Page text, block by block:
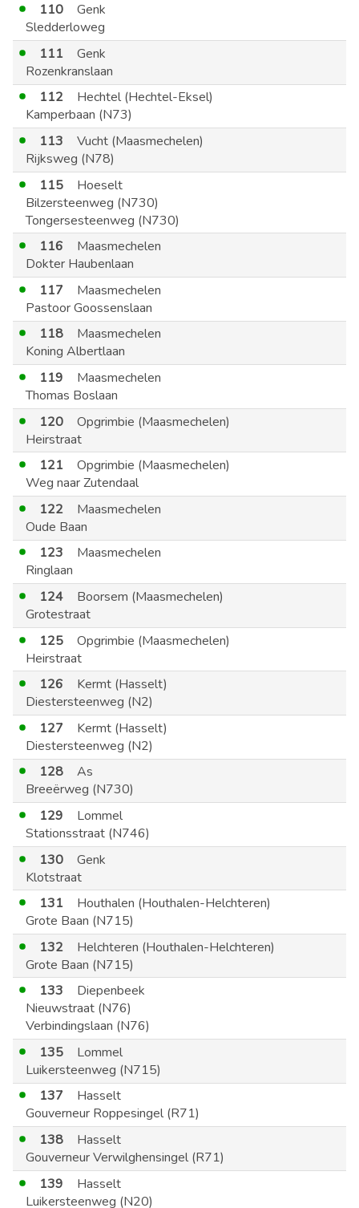
110
Genk
Sledderloweg
111
Genk
Rozenkranslaan
112
Hechtel (Hechtel-Eksel)
Kamperbaan (N73)
113
Vucht (Maasmechelen)
Rijksweg (N78)
115
Hoeselt
Bilzersteenweg (N730)
Tongersesteenweg (N730)
116
Maasmechelen
Dokter Haubenlaan
117
Maasmechelen
Pastoor Goossenslaan
118
Maasmechelen
Koning Albertlaan
119
Maasmechelen
Thomas Boslaan
120
Opgrimbie (Maasmechelen)
Heirstraat
121
Opgrimbie (Maasmechelen)
Weg naar Zutendaal
122
Maasmechelen
Oude Baan
123
Maasmechelen
Ringlaan
124
Boorsem (Maasmechelen)
Grotestraat
125
Opgrimbie (Maasmechelen)
Heirstraat
126
Kermt (Hasselt)
Diestersteenweg (N2)
127
Kermt (Hasselt)
Diestersteenweg (N2)
128
As
Breeërweg (N730)
129
Lommel
Stationsstraat (N746)
130
Genk
Klotstraat
131
Houthalen (Houthalen-Helchteren)
Grote Baan (N715)
132
Helchteren (Houthalen-Helchteren)
Grote Baan (N715)
133
Diepenbeek
Nieuwstraat (N76)
Verbindingslaan (N76)
135
Lommel
Luikersteenweg (N715)
137
Hasselt
Gouverneur Roppesingel (R71)
138
Hasselt
Gouverneur Verwilghensingel (R71)
139
Hasselt
Luikersteenweg (N20)